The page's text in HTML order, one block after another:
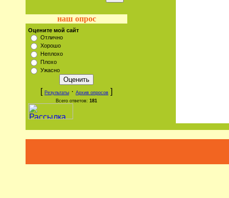
наш опрос
Оцените мой сайт
Отлично
Хорошо
Неплохо
Плохо
Ужасно
[ Результаты · Архив опросов ]
Всего ответов: 181